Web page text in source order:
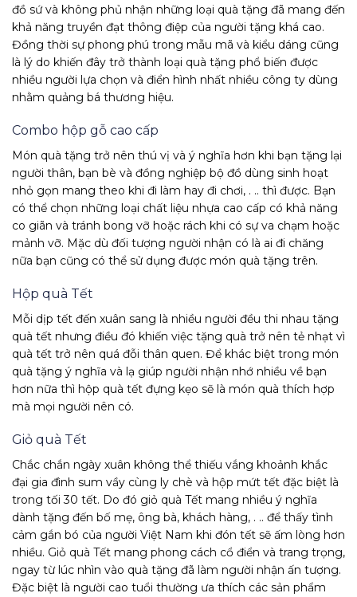
đồ sứ và không phủ nhận những loại quà tặng đã mang đến
khả năng truyền đạt thông điệp của người tặng khá cao.
Đồng thời sự phong phú trong mẫu mã và kiểu dáng cũng
là lý do khiến đây trở thành loại quà tặng phổ biến được
nhiều người lựa chọn và điển hình nhất nhiều công ty dùng
nhằm quảng bá thương hiệu.
Combo hộp gỗ cao cấp
Món quà tặng trở nên thú vị và ý nghĩa hơn khi bạn tặng lại
người thân, bạn bè và đồng nghiệp bộ đồ dùng sinh hoạt
nhỏ gọn mang theo khi đi làm hay đi chơi, . .. thì được. Bạn
có thể chọn những loại chất liệu nhựa cao cấp có khả năng
co giãn và tránh bong vỡ hoặc rách khi có sự va chạm hoặc
mảnh vỡ. Mặc dù đối tượng người nhận có là ai đi chăng
nữa bạn cũng có thể sử dụng được món quà tặng trên.
Hộp quà Tết
Mỗi dịp tết đến xuân sang là nhiều người đều thi nhau tặng
quà tết nhưng điều đó khiến việc tặng quà trở nên tẻ nhạt vì
quà tết trở nên quá đỗi thân quen. Để khác biệt trong món
quà tặng ý nghĩa và lạ giúp người nhận nhớ nhiều về bạn
hơn nữa thì hộp quà tết đựng kẹo sẽ là món quà thích hợp
mà mọi người nên có.
Giỏ quà Tết
Chắc chắn ngày xuân không thể thiếu vắng khoảnh khắc
đại gia đình sum vầy cùng ly chè và hộp mứt tết đặc biệt là
trong tối 30 tết. Do đó giỏ quà Tết mang nhiều ý nghĩa
dành tặng đến bố mẹ, ông bà, khách hàng, . .. để thấy tình
cảm gắn bó của người Việt Nam khi đón tết sẽ ấm lòng hơn
nhiều. Giỏ quà Tết mang phong cách cổ điển và trang trọng,
ngay từ lúc nhìn vào quà tặng đã làm người nhận ấn tượng.
Đặc biệt là người cao tuổi thường ưa thích các sản phẩm